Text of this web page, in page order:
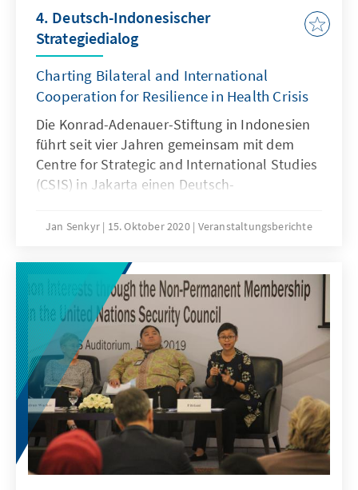
4. Deutsch-Indonesischer
Strategiedialog
Charting Bilateral and International
Cooperation for Resilience in Health Crisis
Die Konrad-Adenauer-Stiftung in Indonesien
führt seit vier Jahren gemeinsam mit dem
Centre for Strategic and International Studies
(CSIS) in Jakarta einen Deutsch-
Jan Senkyr 15. Oktober 2020 Veranstaltungsberichte